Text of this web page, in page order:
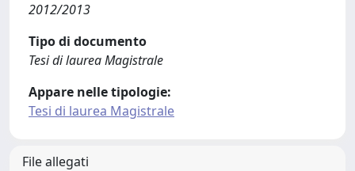
2012/2013
Tipo di documento
Tesi di laurea Magistrale
Appare nelle tipologie:
Tesi di laurea Magistrale
File allegati